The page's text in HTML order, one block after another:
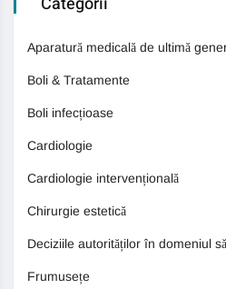
Aparatură medicală de ultimă
Boli & Tratamente
Boli infecțioase
Cardiologie
Cardiologie intervențională
Chirurgie estetică
Deciziile autorităților în domeniul
Frumusețe